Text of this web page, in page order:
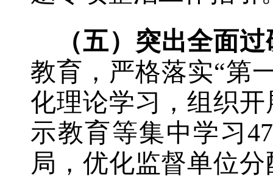
（五）突出全面
教育，严格落实“第
化理论学习，组织
示教育等集中学习47
局，优化监督单位